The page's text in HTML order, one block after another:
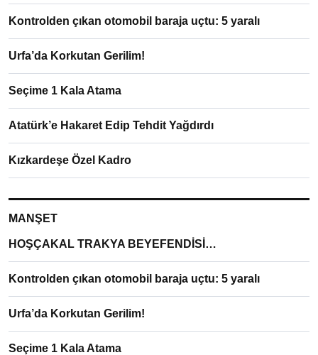
Kontrolden çıkan otomobil baraja uçtu: 5 yaralı
Urfa’da Korkutan Gerilim!
Seçime 1 Kala Atama
Atatürk’e Hakaret Edip Tehdit Yağdırdı
Kızkardeşe Özel Kadro
MANŞET
HOŞÇAKAL TRAKYA BEYEFENDİSİ…
Kontrolden çıkan otomobil baraja uçtu: 5 yaralı
Urfa’da Korkutan Gerilim!
Seçime 1 Kala Atama